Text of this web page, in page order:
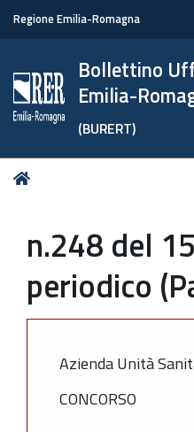
Regione Emilia-Romagna
Bollettino
Emilia-
(BURERT)
Tu
n.248 del
periodico
Azienda Unità
CONCORSO